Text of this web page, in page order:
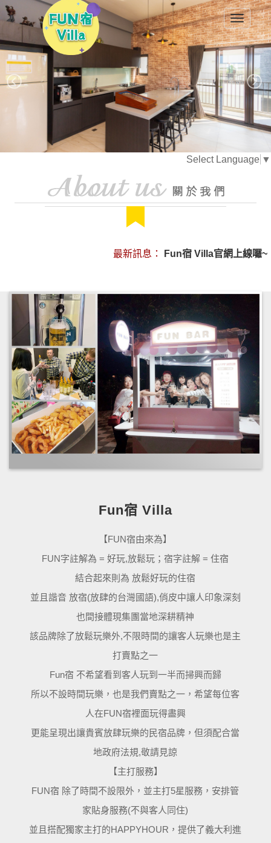
Toggle
Select Language ▼
最新訊息：Fun宿 Villa官網上線囉~
Fun宿 Villa
【FUN宿由來為】
FUN字註解為 = 好玩,放鬆玩；宿字註解 = 住宿
結合起來則為 放鬆好玩的住宿
並且諧音 放宿(放肆的台灣國語),俏皮中讓人印象深刻
也間接體現集團當地深耕精神
該品牌除了放鬆玩樂外,不限時間的讓客人玩樂也是主
打賣點之一
Fun宿 不希望看到客人玩到一半而掃興而歸
所以不設時間玩樂，也是我們賣點之一，希望每位客
人在FUN宿裡面玩得盡興
更能呈現出讓貴賓放肆玩樂的民宿品牌，但須配合當
地政府法規,敬請見諒
【主打服務】
FUN宿 除了時間不設限外，並主打5星服務，安排管
家貼身服務(不與客人同住)
並且搭配獨家主打的HAPPYHOUR，提供了義大利進